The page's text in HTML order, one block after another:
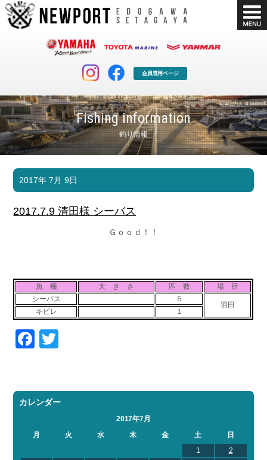
会員専用ページ
Fishing information
釣り情報
マリンクラブ
マリンライフを堪能したい！
ボート販売
ボート免許
長年の実績と信頼！
お問い合わせ
Contact us
会社概要
Company
採用情報 リンク集
2017年 7月 9日
2017.7.9 清田様 シーバス
Ｇｏｏｄ！！
魚 種 大 き さ 匹 数
場 所
シーバス
５
羽田
キビレ １
Facebook
カレンダー
2017年7月
月
火 水 木 金 土
日
1
2